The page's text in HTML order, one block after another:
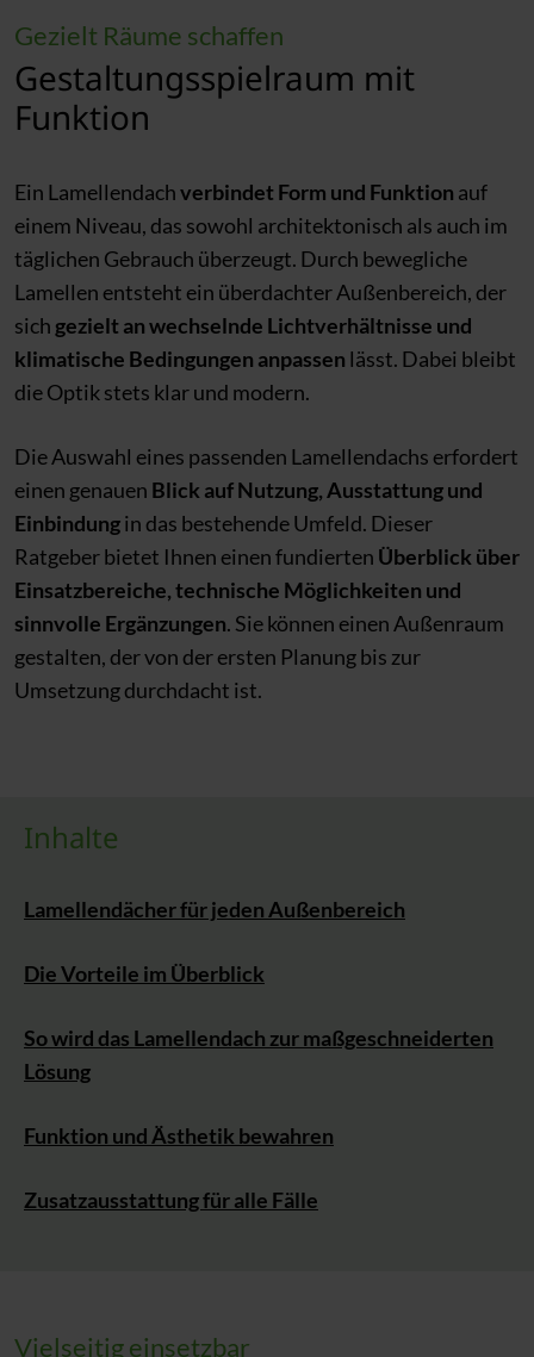
Gezielt Räume schaffen
Gestaltungsspielraum mit
Funktion
Ein Lamellendachverbindet Form und Funktion auf
einem Niveau, das sowohl architektonisch als auch im
täglichen Gebrauch überzeugt. Durch bewegliche
Lamellen entsteht ein überdachter Außenbereich, der
sich gezielt an wechselnde Lichtverhältnisse und
klimatische Bedingungen anpassen lässt. Dabei bleibt
die Optik stets klar und modern.
Die Auswahl eines passenden Lamellendachs erfordert
einen genauen Blick auf Nutzung, Ausstattung und
Einbindungin das bestehende Umfeld. Dieser
Ratgeber bietet Ihnen einen fundierten Überblick über
Einsatzbereiche, technische Möglichkeiten und
sinnvolle Ergänzungen. Sie können einen Außenraum
gestalten, der von der ersten Planung bis zur
Umsetzung durchdacht ist.
Inhalte
Lamellendächer für jeden Außenbereich
Die Vorteile im Überblick
So wird das Lamellendach zur maßgeschneiderten
Lösung
Funktion und Ästhetik bewahren
Zusatzausstattung für alle Fälle
Vielseitig einsetzbar